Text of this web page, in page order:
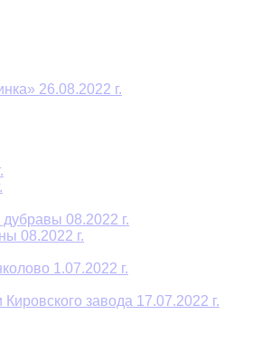
26.08.2022 г.
08.2022 г.
08.2022 г.
1.07.2022 г.
завода 17.07.2022 г.